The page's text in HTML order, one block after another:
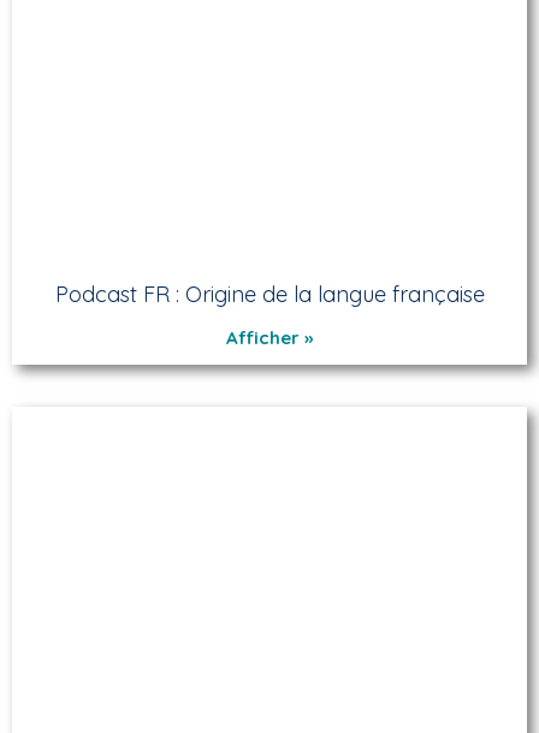
Podcast FR : Origine de la langue française
Afficher »